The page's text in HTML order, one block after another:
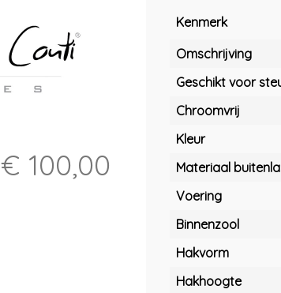
€ 100,00
Kenmerk
Omschrijving
Geschikt voor
Chroomvrij
Kleur
Materiaal
Voering
Binnenzool
Hakvorm
Hakhoogte